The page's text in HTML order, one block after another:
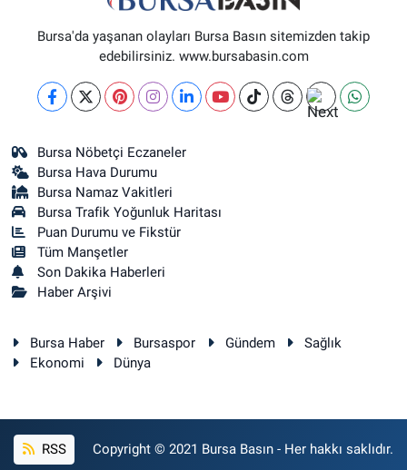
Bursa'da yaşanan olayları Bursa Basın sitemizden takip
edebilirsiniz. www.bursabasin.com
Bursa Nöbetçi Eczaneler
Bursa Hava Durumu
Bursa Namaz Vakitleri
Bursa Trafik Yoğunluk Haritası
Puan Durumu ve Fikstür
Tüm Manşetler
Son Dakika Haberleri
Haber Arşivi
Bursa Haber Bursaspor Gündem
Sağlık
Ekonomi
Dünya
RSS Copyright © 2021 Bursa Basın - Her hakkı saklıdır.